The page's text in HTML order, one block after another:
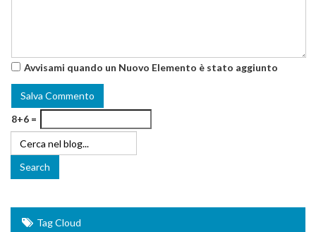
Avvisami quando un Nuovo Elemento è stato aggiunto
8+6 =
Tag Cloud